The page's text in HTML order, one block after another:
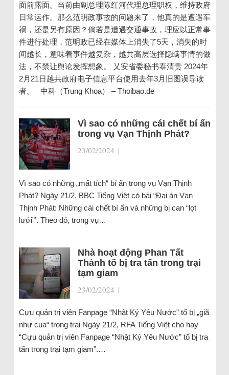
面前露面。当前由副总理陈红河代理总理职权，维持政府
日常运作。那么范明政事故的问题来了，他真的是遭遇车
祸，还是另有原因？倘若是遭遇交通事故，理应以正常事
件进行处理，范明政已经在媒体上消失了5天，消失的时
间越长，意味着事件越复杂，越共高层选择隐瞒事情的做
法，不禁让舆论发挥想象。 乂安省委秘书泰清贵 2024年
2月21日越共政府电子信息平台使用去年3月旧图误导读
者。 中科（Trung Khoa） – Thoibao.de
Vì sao có những cái chết bí ẩn
trong vụ Vạn Thịnh Phát?
23/02/2024 |
Vì sao có những „mất tích“ bí ẩn trong vụ Vạn Thịnh
Phát? Ngày 21/2, BBC Tiếng Việt có bài “Đại án Vạn
Thịnh Phát: Những cái chết bí ẩn và những bị can “lọt
lưới”’. Theo đó, trong vụ…
Nhà hoạt động Phan Tất
Thành tố bị tra tấn trong trại
tạm giam
23/02/2024 |
Cựu quản trị viên Fanpage “Nhật Ký Yêu Nước” tố bị „giã
như cua“ trong trại Ngày 21/2, RFA Tiếng Việt cho hay
“Cựu quản trị viên Fanpage “Nhật Ký Yêu Nước” tố bị tra
tấn trong trại tạm giam”.…